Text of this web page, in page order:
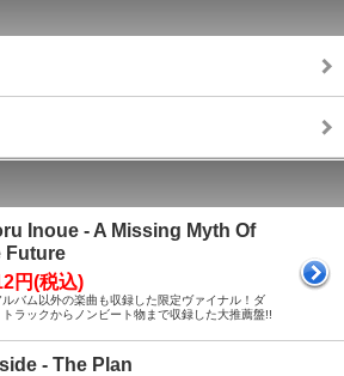
Inoue - A Missing Myth Of
Future
円(税込)
ルバム以外の楽曲も収録した限定ヴァイナル！ダ
トラックからノンビート物まで収録した大推薦盤!!
- The Plan